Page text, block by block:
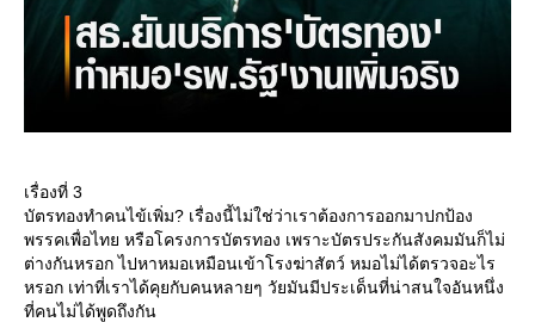
เรื่องที่ 3
บัตรทองทำคนไข้เพิ่ม? เรื่องนี้ไม่ใช่ว่าเราต้องการออกมาปกป้อง
พรรคเพื่อไทย หรือโครงการบัตรทอง เพราะบัตรประกันสังคมมันก็ไม่
ต่างกันหรอก ไปหาหมอเหมือนเข้าโรงฆ่าสัตว์ หมอไม่ได้ตรวจอะไร
หรอก เท่าที่เราได้คุยกับคนหลายๆ วัยมันมีประเด็นที่น่าสนใจอันหนึ่ง
ที่คนไม่ได้พูดถึงกัน